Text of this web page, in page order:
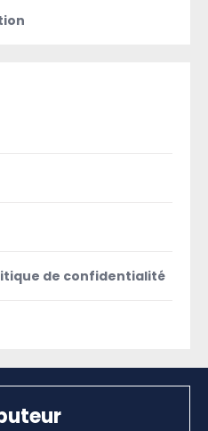
de confidentialité